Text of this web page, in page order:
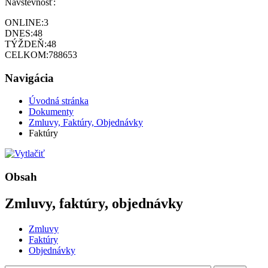
ONLINE:3
DNES:48
TÝŽDEŇ:48
CELKOM:788653
Navigácia
Úvodná stránka
Dokumenty
Zmluvy, Faktúry, Objednávky
Faktúry
Obsah
Zmluvy, faktúry, objednávky
Zmluvy
Faktúry
Objednávky